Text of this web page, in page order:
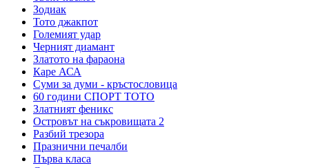
Зодиак
Тото джакпот
Големият удар
Черният диамант
Златото на фараона
Каре АСА
Суми за думи - кръстословица
60 години СПОРТ ТОТО
Златният феникс
Островът на съкровищата 2
Разбий трезора
Празнични печалби
Първа класа